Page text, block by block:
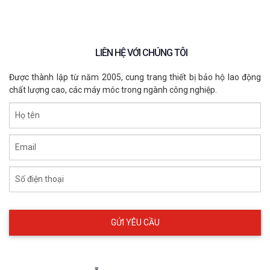
Ứng dụng bộ quần áo tráng nhôm chịu nhiệt C&G
5. Vì sao nên chọn bộ quần áo tráng
nhôm C&G 1200°C 3H?
LIÊN HỆ VỚI CHÚNG TÔI
Được thành lập từ năm 2005, cung trang thiết bị bảo hộ lao động
chất lượng cao, các máy móc trong ngành công nghiệp.
Họ tên
Email
Số điện thoại